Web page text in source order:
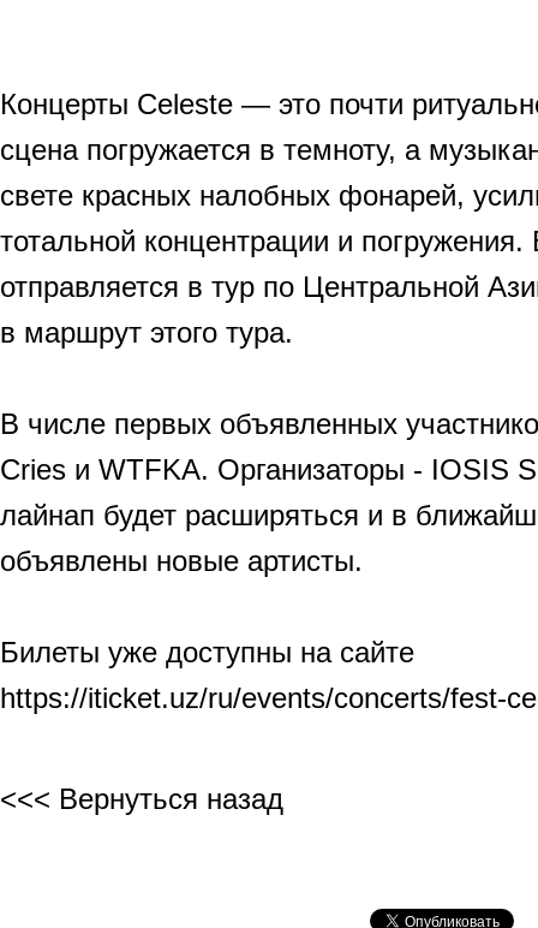
Концерты Celeste — это почти
сцена погружается в темноту, а
свете красных налобных фонарей,
тотальной концентрации и
отправляется в тур по Центральной
в маршрут этого тура.
В числе первых объявленных
Cries и WTFKA. Организаторы - IOSIS
лайнап будет расширяться и в
объявлены новые артисты.
Билеты уже доступны на сайте
https://iticket.uz/ru/events/concerts/fest-
<<< Вернуться назад